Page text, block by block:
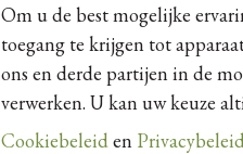
Om u de best mogelijke
toegang te krijgen tot
ons en derde partijen in de
verwerken. U kan uw keuze
Cookiebeleid en Privacybeleid